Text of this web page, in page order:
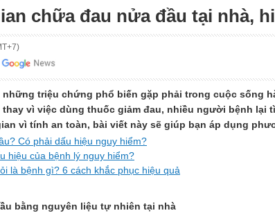
chữa đau nửa đầu tại nhà,
triệu chứng phổ biến gặp phải trong cuộc sống
vì việc dùng thuốc giảm đau, nhiều người bệnh lại
vì tính an toàn, bài viết này sẽ giúp bạn áp dụng
Có phải dấu hiệu nguy hiểm?
hiệu của bệnh lý nguy hiểm?
là bệnh gì? 6 cách khắc phục hiệu quả
bằng nguyên liệu tự nhiên tại nhà